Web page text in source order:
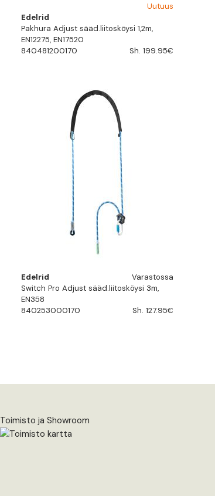
Uutuus
Edelrid
Pakhura Adjust sääd.liitosköysi 1,2m,
EN12275, EN17520
840481200170
Sh. 199.95€
Edelrid
Varastossa
Switch Pro Adjust sääd.liitosköysi 3m,
EN358
840253000170
Sh. 127.95€
Toimisto ja Showroom